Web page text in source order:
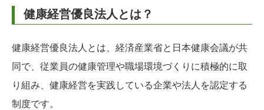
健康経営優良法人とは？
健康経営優良法人とは、経済産業省と日本健康会議が共
同で、従業員の健康管理や職場環境づくりに積極的に取
り組み、健康経営を実践している企業や法人を認定する
制度です。